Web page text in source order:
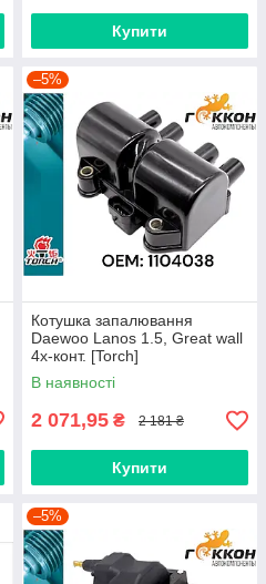
Купити
–5%
Котушка запалювання
Daewoo Lanos 1.5, Great wall
4х-конт. [Torch]
В наявності
2 071,95 ₴ 2 181 ₴
Купити
–5%